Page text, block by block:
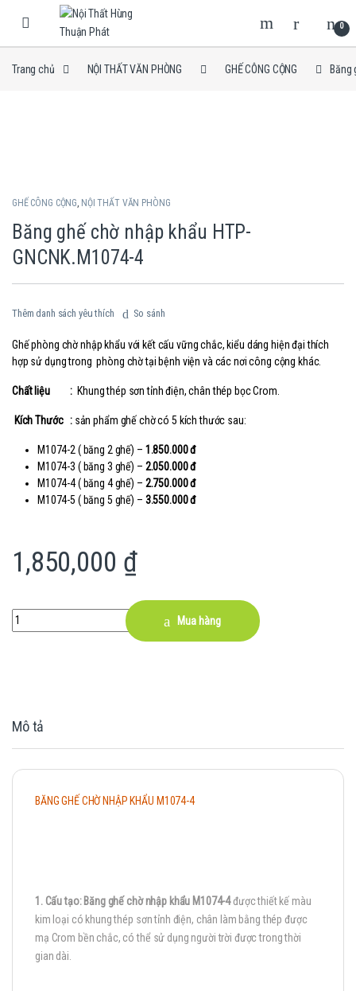
Skip to navigation
Skip to content
0
Trang chủ NỘI THẤT VĂN PHÒNG GHẾ CÔNG CỘNG Băng
GHẾ CÔNG CỘNG, NỘI THẤT VĂN PHÒNG
Băng ghế chờ nhập khẩu HTP-
GNCNK.M1074-4
Thêm danh sách yêu thích So sánh
Ghế phòng chờ nhập khẩu với kết cấu vững chắc, kiểu dáng hiện đại thích
hợp sử dụng trong phòng chờ tại bệnh viện và các nơi công cộng khác.
Chất liệu : Khung thép sơn tỉnh điện, chân thép bọc Crom.
Kích Thước : sản phẩm ghế chờ có 5 kích thước sau:
M1074-2 ( băng 2 ghế) – 1.850.000 đ
M1074-3 ( băng 3 ghế) – 2.050.000 đ
M1074-4 ( băng 4 ghế) – 2.750.000 đ
M1074-5 ( băng 5 ghế) – 3.550.000 đ
1,850,000 ₫
Quantity Mua hàng
Mô tả
BĂNG GHẾ CHỜ NHẬP KHẨU M1074-4
1. Cấu tạo: Băng ghế chờ nhập khẩu M1074-4được thiết kế màu
kim loại có khung thép sơn tỉnh điện, chân làm bằng thép được
mạ Crom bền chắc, có thể sử dụng người trời được trong thời
gian dài.